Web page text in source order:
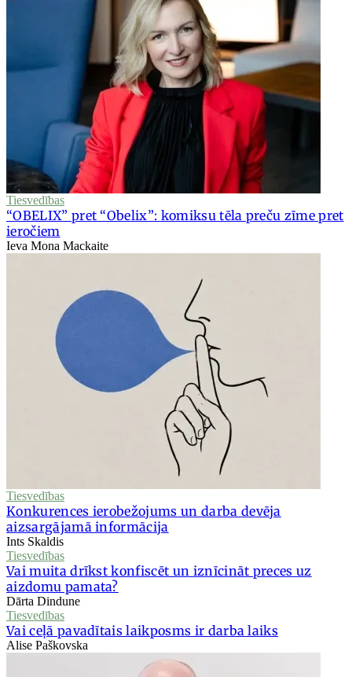
Tiesvedības
“OBELIX” pret “Obelix”: komiksu tēla preču zīme pret
ieročiem
Ieva Mona Mackaite
Tiesvedības
Konkurences ierobežojums un darba devēja
aizsargājamā informācija
Ints Skaldis
Tiesvedības
Vai muita drīkst konfiscēt un iznīcināt preces uz
aizdomu pamata?
Dārta Dindune
Tiesvedības
Vai ceļā pavadītais laikposms ir darba laiks
Alise Paškovska